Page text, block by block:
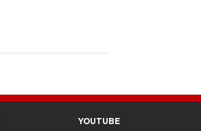
YOUTUBE